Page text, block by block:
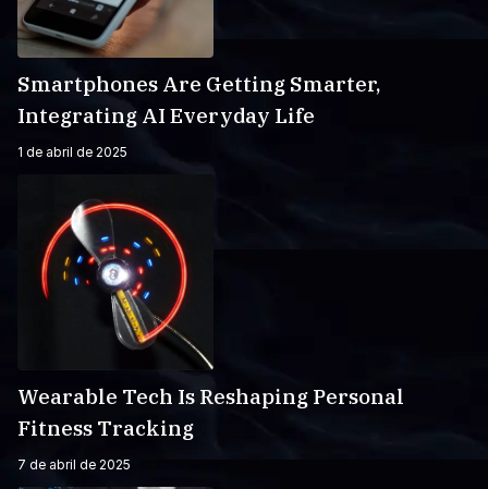
Smartphones Are Getting Smarter,
Integrating AI Everyday Life
1 de abril de 2025
Wearable Tech Is Reshaping Personal
Fitness Tracking
7 de abril de 2025